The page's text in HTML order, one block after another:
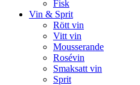
Fisk
Vin & Sprit
Rött vin
Vitt vin
Mousserande
Rosévin
Smaksatt vin
Sprit